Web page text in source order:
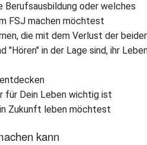
Berufsausbildung oder welches
FSJ machen möchtest
die mit dem Verlust der
"Hören" in der Lage sind, ihr
für Dein Leben wichtig ist
Zukunft leben möchtest
kann